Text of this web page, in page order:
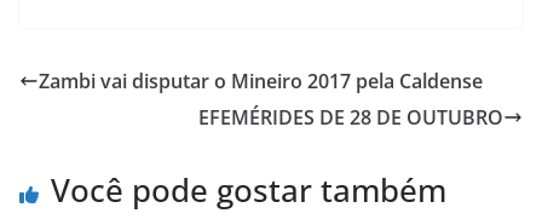
Zambi vai disputar o Mineiro 2017 pela Caldense
EFEMÉRIDES DE 28 DE OUTUBRO
Você pode gostar também